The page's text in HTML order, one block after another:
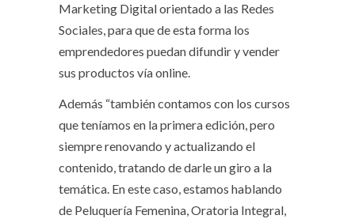
Marketing Digital orientado a las Redes
Sociales, para que de esta forma los
emprendedores puedan difundir y vender
sus productos vía online.
Además “también contamos con los cursos
que teníamos en la primera edición, pero
siempre renovando y actualizando el
contenido, tratando de darle un giro a la
temática. En este caso, estamos hablando
de Peluquería Femenina, Oratoria Integral,